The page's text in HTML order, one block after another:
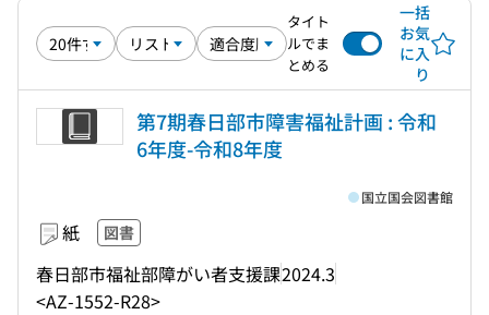
タイト
ルでま
とめる
一括
お気
に入
り
第7期春日部市障害福祉計画 : 令和
6年度-令和8年度
紙 図書
春日部市福祉部障がい者支援課2024.3
<AZ-1552-R28>
国立国会図書館